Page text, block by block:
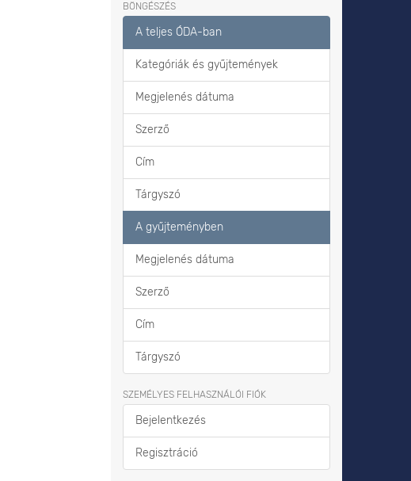
BÖNGÉSZÉS
A teljes ÓDA-ban
Kategóriák és gyűjtemények
Megjelenés dátuma
Szerző
Cím
Tárgyszó
A gyűjteményben
Megjelenés dátuma
Szerző
Cím
Tárgyszó
SZEMÉLYES FELHASZNÁLÓI FIÓK
Bejelentkezés
Regisztráció